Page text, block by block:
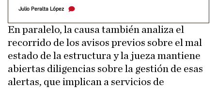
Julio Peralta López
En paralelo, la causa también analiza el
recorrido de los avisos previos sobre el mal
estado de la estructura y la jueza mantiene
abiertas diligencias sobre la gestión de esas
alertas, que implican a servicios de